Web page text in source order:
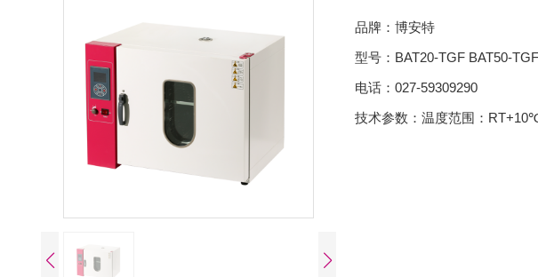
品牌：博安特
型号：BAT20-TGF BAT50-
电话：027-59309290
技术参数：温度范围：